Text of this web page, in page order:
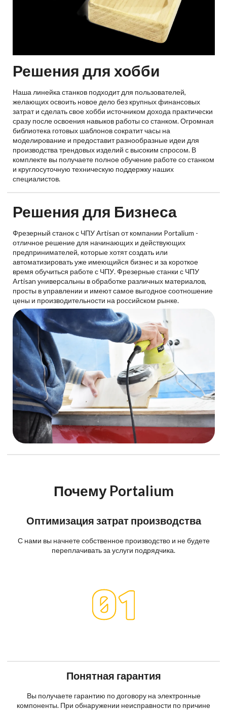
Решения для хобби
Наша линейка станков подходит для пользователей,
желающих освоить новое дело без крупных финансовых
затрат и сделать свое хобби источником дохода практически
сразу после освоения навыков работы со станком. Огромная
библиотека готовых шаблонов сократит часы на
моделирование и предоставит разнообразные идеи для
производства трендовых изделий с высоким спросом. В
комплекте вы получаете полное обучение работе со станком
и круглосуточную техническую поддержку наших
специалистов.
Решения для Бизнеса
Фрезерный станок с ЧПУ Artisan от компании Portalium -
отличное решение для начинающих и действующих
предпринимателей, которые хотят создать или
автоматизировать уже имеющийся бизнес и за короткое
время обучиться работе с ЧПУ. Фрезерные станки с ЧПУ
Artisan универсальны в обработке различных материалов,
просты в управлении и имеют самое выгодное соотношение
цены и производительности на российском рынке.
Почему Portalium
Оптимизация затрат производства
С нами вы начнете собственное производство и не будете
переплачивать за услуги подрядчика.
Понятная гарантия
Вы получаете гарантию по договору на электронные
компоненты. При обнаружении неисправности по причине